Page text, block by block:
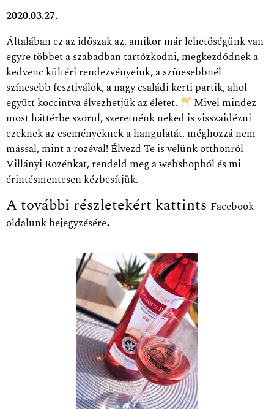
2020.03.27.
Általában ez az időszak az, amikor már lehetőségünk van
egyre többet a szabadban tartózkodni, megkezdődnek a
kedvenc kültéri rendezvényeink, a színesebbnél
színesebb fesztiválok, a nagy családi kerti partik, ahol
együtt koccintva élvezhetjük az életet.
Mivel mindez
most háttérbe szorul, szeretnénk neked is visszaidézni
ezeknek az eseményeknek a hangulatát, méghozzá nem
mással, mint a rozéval! Élvezd Te is velünk otthonról
Villányi Rozénkat, rendeld meg a webshopból és mi
érintésmentesen kézbesítjük.
A további részletekért kattints Facebook
oldalunk bejegyzésére.